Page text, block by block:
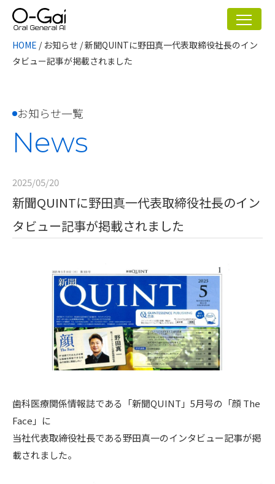
HOME / お知らせ /新聞QUINTに野田真一代表取締役社長のイン
タビュー記事が掲載されました
お知らせ一覧
News
2025/05/20
新聞QUINTに野田真一代表取締役社長のイン
タビュー記事が掲載されました
歯科医療関係情報誌である「新聞QUINT」5月号の「顔 The
Face」に
当社代表取締役社長である野田真一のインタビュー記事が掲
載されました。